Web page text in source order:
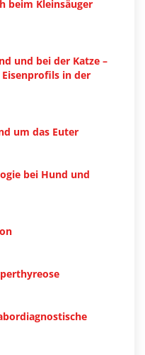
beim Kleinsäuger
und bei der Katze –
in der
um das Euter
bei Hund und